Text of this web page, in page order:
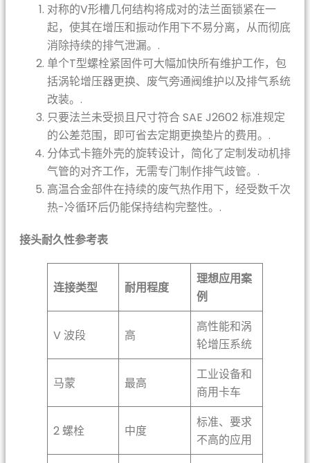
对称的V形槽几何结构将成对的法兰面锁紧在一
起，使其在增压和振动作用下不易分离，从而彻底
消除持续的排气泄漏。.
单个T型螺栓紧固件可大幅加快所有维护工作，包
括涡轮增压器更换、废气旁通阀维护以及排气系统
改装。.
只要法兰未受损且尺寸符合 SAE J2602 标准规定
的公差范围，即可省去定期更换垫片的费用。.
分体式卡箍外壳的旋转设计，简化了定制发动机排
气管的对齐工作，无需专门制作排气歧管。.
高温合金部件在持续的废气热作用下，经受数千次
热-冷循环后仍能保持结构完整性。.
接头耐久性参考表
连接类型 耐用程度
理想应用案
例
V 波段 高
高性能和涡
轮增压系统
马蒙 最高
工业设备和
商用卡车
2 螺栓 中度
标准、要求
不高的应用